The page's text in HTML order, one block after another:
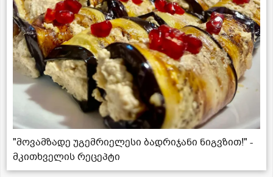
"მოვამზადე უგემრიელესი ბადრიჯანი ნიგვზით!" -
მკითხველის რეცეპტი